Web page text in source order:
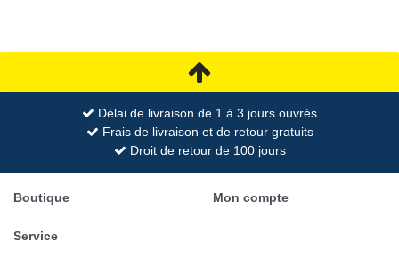
Délai de livraison de 1 à 3 jours ouvrés
Frais de livraison et de retour gratuits
Droit de retour de 100 jours
Boutique Mon compte
Service